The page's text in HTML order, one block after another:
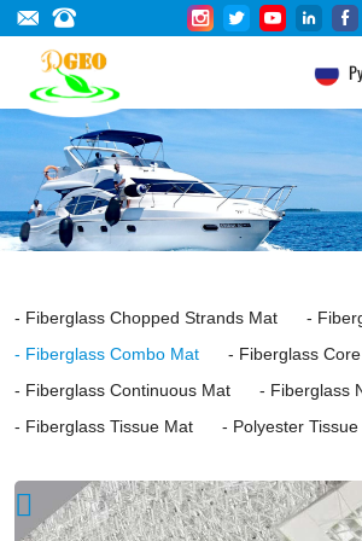
Fiberglass
Woven
Roving
Combo
Mat
is
layer
of
fiberglass
woven
roving
composed
Fiberglass Chopped Strands Mat
Fiberglass Combo Mat
Fiberglass
Fiberglass Continuous Mat
Fiberglass
Fiberglass Tissue Mat
Polyester